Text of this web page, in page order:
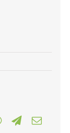
WhatsApp
Telegram
Correo